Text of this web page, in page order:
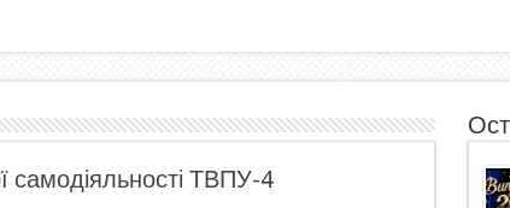
самодіяльності ТВПУ-4